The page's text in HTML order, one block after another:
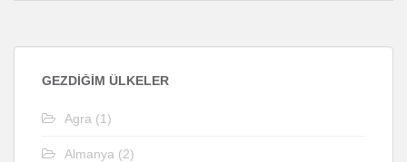
GEZDIĞIM ÜLKELER
Agra (1)
Almanya (2)